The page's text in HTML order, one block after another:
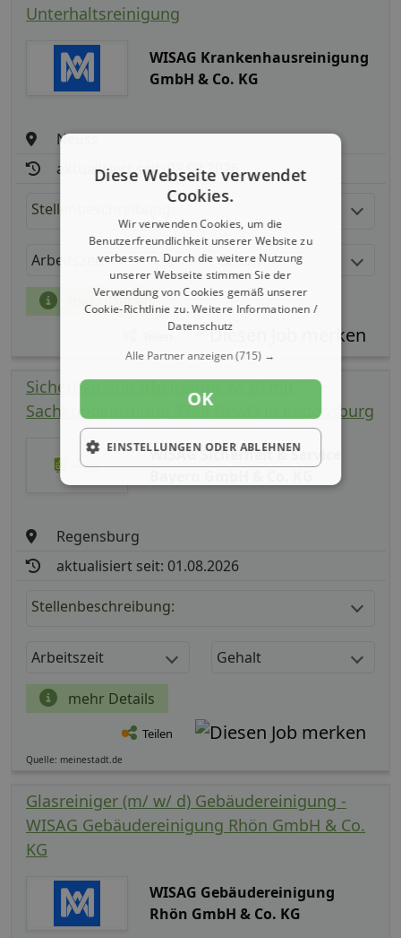
Unterhaltsreinigung
WISAG Krankenhausreinigung
GmbH & Co. KG
Neuss
aktualisiert seit: 08.08.2026
Stellenbeschreibung:
Arbeitszeit Gehalt
mehr Details
Sicherheitsmitarbeiter(m/ w/ d) mit
Sachkundeprüfung §34a GewO in Regensburg
WISAG Sicherheit & Service
Regensburg
aktualisiert seit: 01.08.2026
Stellenbeschreibung:
Arbeitszeit Gehalt
mehr Details
Teilen
Quelle: meinestadt.de
Glasreiniger (m/ w/ d) Gebäudereinigung -
WISAG Gebäudereinigung Rhön GmbH & Co.
KG
WISAG Gebäudereinigung
Rhön GmbH & Co. KG
Diese Webseite verwendet
Cookies.
Wir verwenden Cookies, um die
Benutzerfreundlichkeit unserer Website zu
verbessern. Durch die weitere Nutzung
unserer Webseite stimmen Sie der
Verwendung von Cookies gemäß unserer
Cookie-Richtlinie zu.Weitere Informationen /
Datenschutz
Alle Partner anzeigen(715) →
OK
EINSTELLUNGEN ODER ABLEHNEN